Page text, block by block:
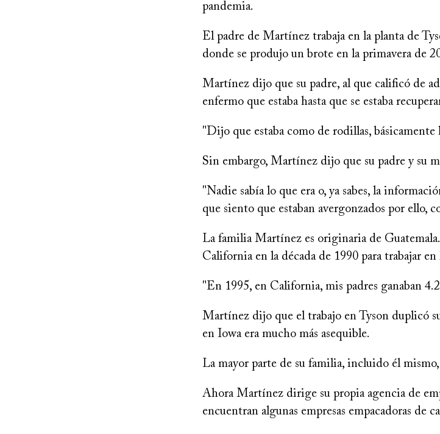
pandemia.
El padre de Martínez trabaja en la planta de
donde se produjo un brote en la primavera de
Martínez dijo que su padre, al que calificó de
enfermo que estaba hasta que se estaba
"Dijo que estaba como de rodillas,
Sin embargo, Martínez dijo que su padre y su
"Nadie sabía lo que era o, ya sabes, la
que siento que estaban avergonzados por ello,
La familia Martínez es originaria de
California en la década de 1990 para trabajar
"En 1995, en California, mis padres ganaban
Martínez dijo que el trabajo en Tyson duplicó
en Iowa era mucho más asequible.
La mayor parte de su familia, incluido él
Ahora Martínez dirige su propia agencia de
encuentran algunas empresas empacadoras de